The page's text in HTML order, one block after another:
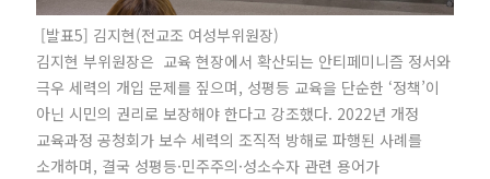
[발표5] 김지현(전교조 여성부위원장)
김지현 부위원장은 교육 현장에서 확산되는 안티페미니즘 정서와
극우 세력의 개입 문제를 짚으며, 성평등 교육을 단순한 ‘정책’이
아닌 시민의 권리로 보장해야 한다고 강조했다. 2022년 개정
교육과정 공청회가 보수 세력의 조직적 방해로 파행된 사례를
소개하며, 결국 성평등·민주주의·성소수자 관련 용어가